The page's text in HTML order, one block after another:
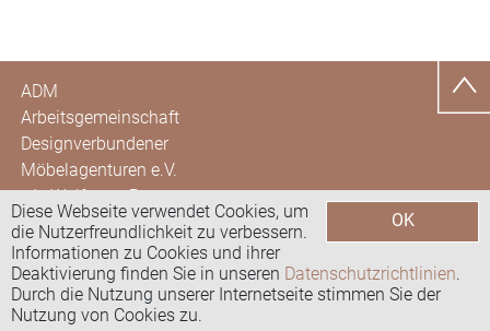
ADM
Arbeitsgemeinschaft
Designverbundener
Möbelagenturen e.V.
c/o Wolfgang Brunotte
Hohe Str. 40
35581 Wetzlar
kontakt@admagenturen.de
© 2026 ADM e.V
Datenschutzerklärung
Impressum
OK
Diese Webseite verwendet Cookies, um
die Nutzerfreundlichkeit zu verbessern.
Informationen zu Cookies und ihrer
Deaktivierung finden Sie in unseren Datenschutzrichtlinien.
Durch die Nutzung unserer Internetseite stimmen Sie der
Nutzung von Cookies zu.